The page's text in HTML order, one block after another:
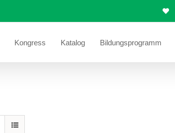
Kongress Katalog Bildungsprogramm